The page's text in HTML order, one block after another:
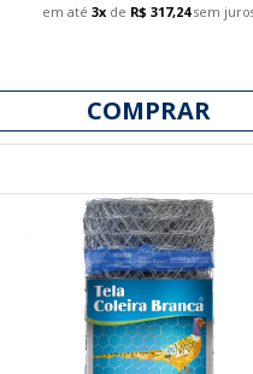
em até 3xde R$ 317,24sem
COMPRAR